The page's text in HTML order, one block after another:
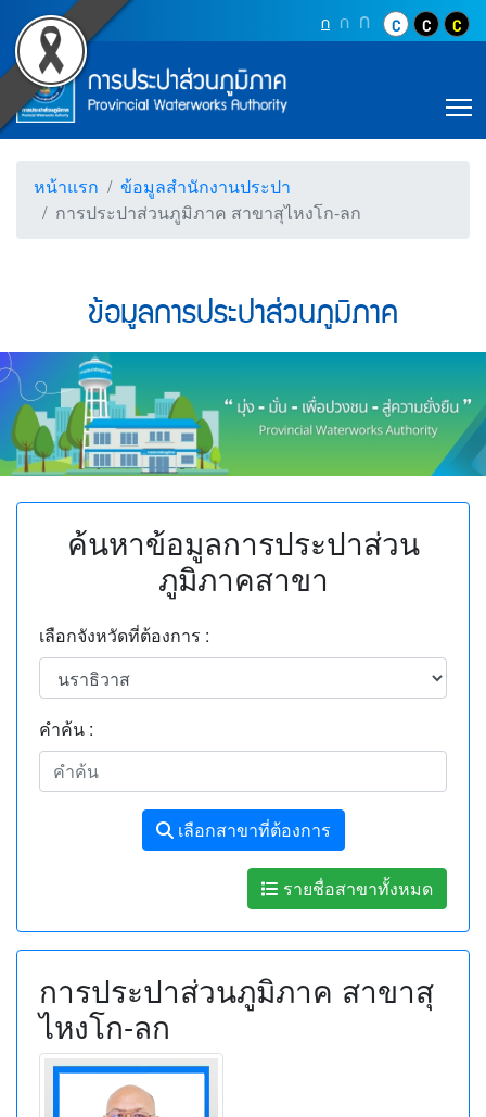
ข้อมูลการประปาส่วนภูมิ
ข้ามไปยังเนื้อหา (Skip to content)
ข้ามไปยังเมนู (Skip to menu)
หน้าค้นหาข้อมูลในเว็บไซต์ (Search)
หน้าแผนผังเว็บไซต์ (Sitemap)
ตัวช่วยเหลือการเข้าถึงเว็บไซต์
หน้าหลักหรือโฮมเพจ
หน้าคำถามยอดฮิต
Top Menu กปุ่มปรับตัวอักษรให้เป็นขนา
กปุ่มเพิ่มขนาดตัวอักษร
ก ปุ่มเพิ่มขนาดตั
ปุ่มปรับสีตัวอัก
ปุ่มปรับสี
ปุ่ม
Main Menu
ตราสัญลักษณ์ และค่านิยม การประปาส่ว
หน้าแรก
ข้อมูลสำนักงานประปา
การประปาส่วนภูมิภาค สาขาสุไหงโก-ลก
ข้อมูลการประปาส่วนภูมิภาค
ค้นหาข้อมูลการประปาส่วน
ภูมิภาคสาขา
เลือกจังหวัดที่ต้องการ :
คำค้น :
เลือกสาขาที่ต้องการ
รายชื่อสาขาทั้งหมด
การประปาส่วนภูมิภาค สาขาสุ
ไหงโก-ลก